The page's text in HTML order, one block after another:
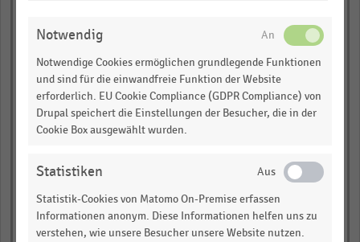
Anteil der Befragten in Prozent
2017 2018 2019
0,00 0,25 0,50 0,75 1,00
interactive
Notwendig
Notwendige Cookies ermöglichen grundlegende Funktionen
und sind für die einwandfreie Funktion der Website
erforderlich. EU Cookie Compliance (GDPR Compliance) von
Drupal speichert die Einstellungen der Besucher, die in der
Cookie Box ausgewählt wurden.
Statistiken
Statistik-Cookies von Matomo On-Premise erfassen
Informationen anonym. Diese Informationen helfen uns zu
verstehen, wie unsere Besucher unsere Website nutzen.